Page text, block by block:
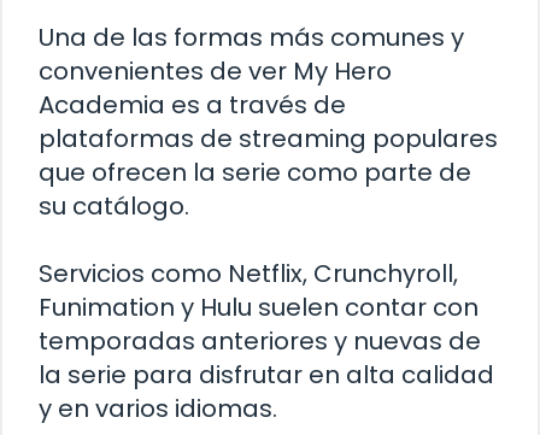
Una de las formas más comunes y
convenientes de ver My Hero
Academia es a través de
plataformas de streaming populares
que ofrecen la serie como parte de
su catálogo.
Servicios como Netflix, Crunchyroll,
Funimation y Hulu suelen contar con
temporadas anteriores y nuevas de
la serie para disfrutar en alta calidad
y en varios idiomas.